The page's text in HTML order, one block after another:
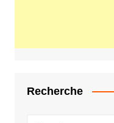
Recherche